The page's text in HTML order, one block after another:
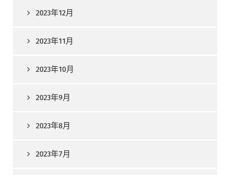
2023年12月
2023年11月
2023年10月
2023年9月
2023年8月
2023年7月